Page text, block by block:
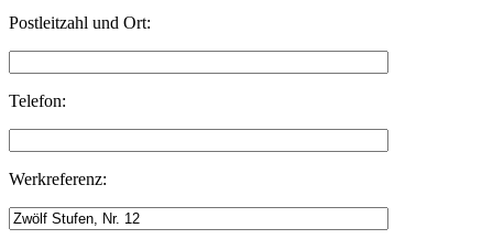
Postleitzahl und Ort:
Telefon:
Werkreferenz: